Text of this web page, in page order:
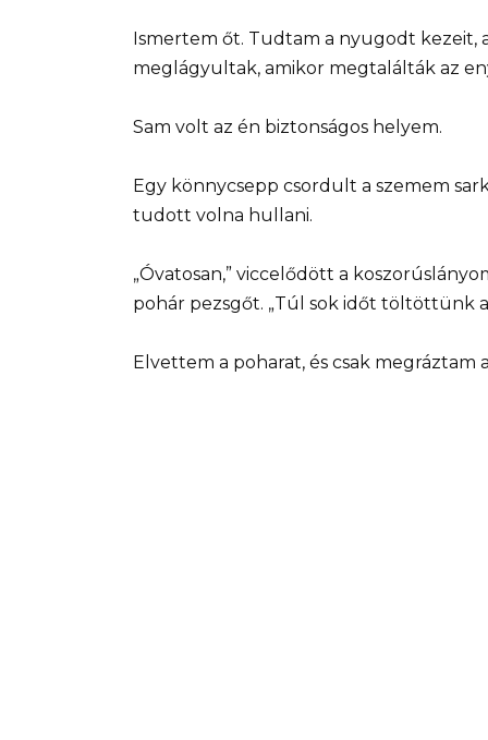
Ismertem őt. Tudtam a nyugodt kezeit,
meglágyultak, amikor megtalálták az
Sam volt az én biztonságos helyem.
Egy könnycsepp csordult a szemem
tudott volna hullani.
„Óvatosan,” viccelődött a
pohár pezsgőt. „Túl sok időt töltöttünk
Elvettem a poharat, és csak megráztam